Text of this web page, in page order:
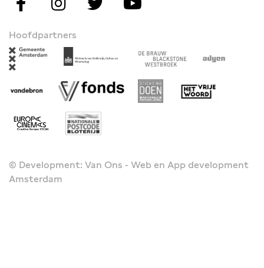
Hoofdpartners
© Development: Van Ons - Web en App development
Amsterdam